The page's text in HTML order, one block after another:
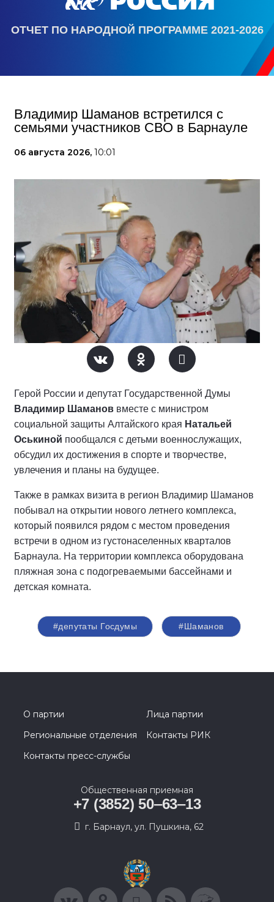
ОТЧЕТ ПО НАРОДНОЙ ПРОГРАММЕ 2021-2026
Владимир Шаманов встретился с
семьями участников СВО в Барнауле
06 августа 2026, 10:01
Герой России и депутат Государственной Думы
Владимир Шаманов вместе с министром
социальной защиты Алтайского края Натальей
Оськиной пообщался с детьми военнослужащих,
обсудил их достижения в спорте и творчестве,
увлечения и планы на будущее.
Также в рамках визита в регион Владимир Шаманов
побывал на открытии нового летнего комплекса,
который появился рядом с местом проведения
встречи в одном из густонаселенных кварталов
Барнаула. На территории комплекса оборудована
пляжная зона с подогреваемыми бассейнами и
детская комната.
#депутаты Госдумы #Шаманов
О партии
Лица партии
Региональные отделения
Контакты РИК
Контакты пресс-службы
Общественная приемная
+7 (3852) 50‒63‒13
г. Барнаул, ул. Пушкина, 62